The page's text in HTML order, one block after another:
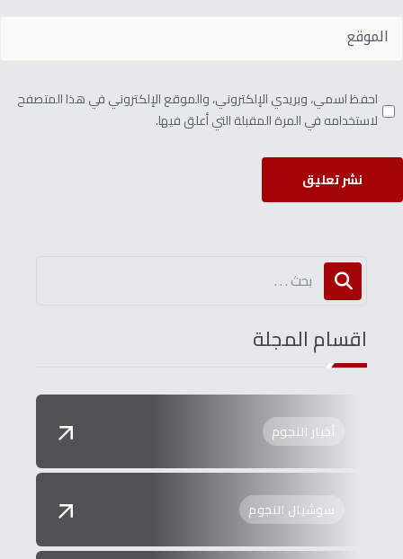
احفظ اسمي، وبريدي الإلكتروني، والموقع الإلكتروني في هذا المتصفح
لاستخدامه في المرة المقبلة التي أعلق فيها.
نشر تعليق
اقسام المجلة
أخبار النجوم
سوشيال النجوم